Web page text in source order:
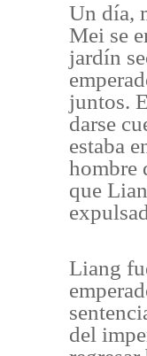
Un día,
Mei se
jardín
juntos.
darse
estaba
hombre
que
Liang
del